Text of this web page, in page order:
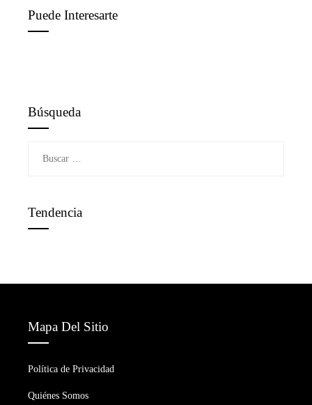
Puede Interesarte
Búsqueda
Tendencia
Mapa Del Sitio
Política de Privacidad
Quiénes Somos